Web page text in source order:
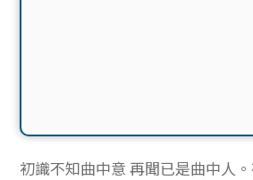
初識不知曲中意 再聞已是曲中人